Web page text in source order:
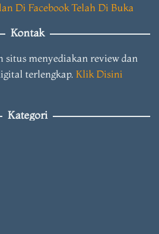
Di Facebook Telah Di Buka
Kontak
menyediakan review dan
terlengkap. Klik Disini
Kategori